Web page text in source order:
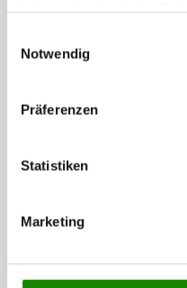
Cookies, wenn Sie
Notwendig
Präferenzen
Statistiken
Marketing